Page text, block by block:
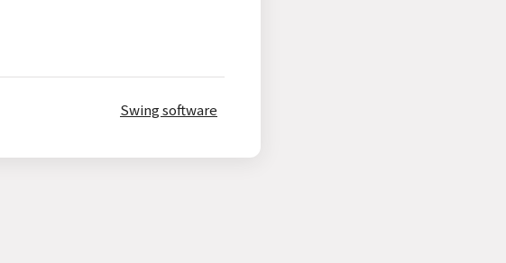
Swing software